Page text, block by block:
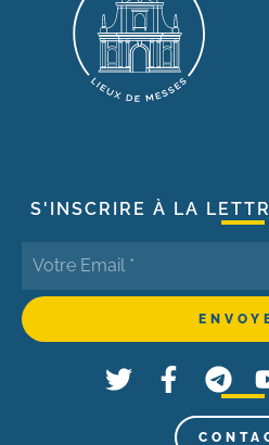
S'INSCRIRE À LA